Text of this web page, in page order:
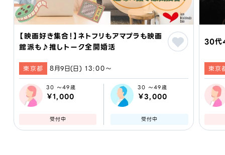
【映画好き集合！】ネトフリもアマプラも映画
館派も♪推しトーク全開婚活
東京都 8月9日(日) 13:00〜
30 ～49歳
￥1,000
受付中
30 ～49歳
￥3,000
受付中
30代
東京